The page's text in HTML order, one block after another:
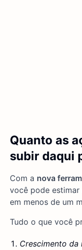
Quanto as
subir daqui
Com a nova
você pode
em menos de um
Tudo o que você
Crescimento da